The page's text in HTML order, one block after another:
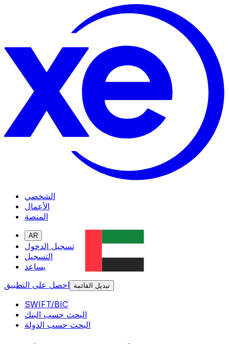
الشخصي
الأعمال
المنصة
AR
تسجيل الدخول
التسجيل
يساعد
احصل على التطبيق
تبديل القائمة
SWIFT/BIC
البحث حسب البنك
البحث حسب الدولة